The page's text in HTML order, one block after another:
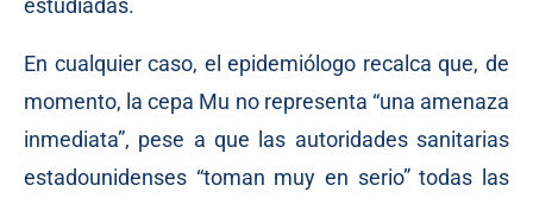
estudiadas.
En cualquier caso, el epidemiólogo recalca que, de
momento, la cepa Mu no representa “una amenaza
inmediata”, pese a que las autoridades sanitarias
estadounidenses “toman muy en serio” todas las